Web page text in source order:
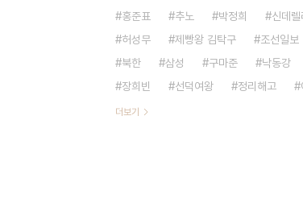
홍준표 추노 박정희 신데렐
허성무
제빵왕 김탁구 조선일보
북한
삼성 구마준 낙동강
장희빈
선덕여왕 정리해고
더보기